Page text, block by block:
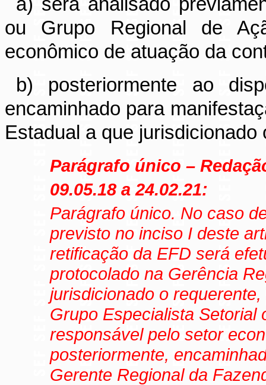
ou Grupo Regional de
econômico de atuação da
b) posteriormente ao
encaminhado para
Estadual a que jurisdicionado
Parágrafo único –
09.05.18 a 24.02.21:
Parágrafo único. No caso
previsto no inciso I deste
retificação da EFD será
protocolado na Gerência
jurisdicionado o
Grupo Especialista Setorial
responsável pelo setor
posteriormente,
Gerente Regional da